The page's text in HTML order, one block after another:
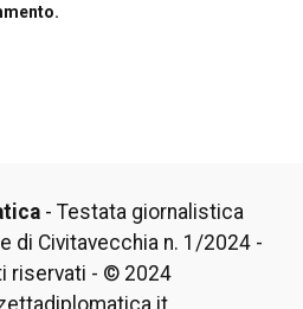
- Testata giornalistica
di Civitavecchia n. 1/2024 -
riservati - © 2024